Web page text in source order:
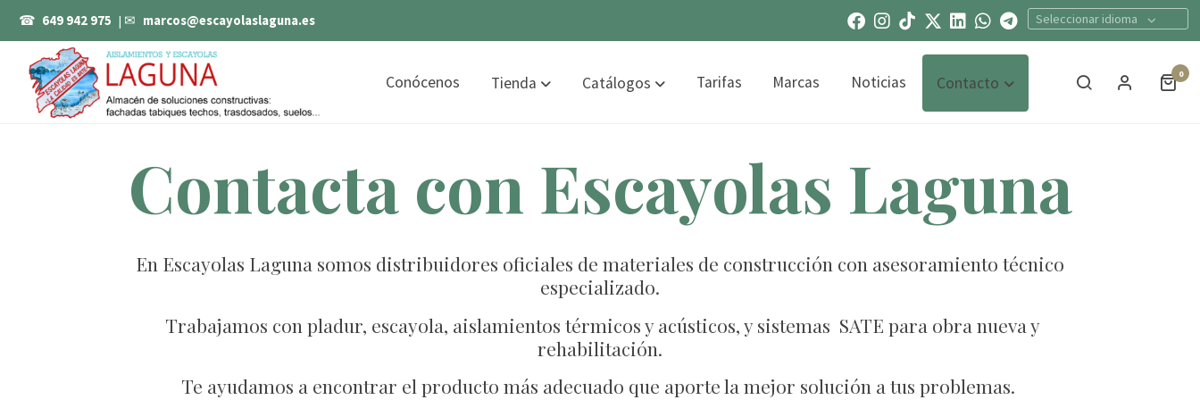
☎ 649 942 975 | ✉ marcos@escayolaslaguna.es Seleccionar idioma
Conócenos Tienda Catálogos Tarifas Marcas Noticias Contacto 0
Contacta con Escayolas Laguna
En Escayolas Laguna somos distribuidores oficiales de materiales de construcción con asesoramiento técnico
especializado.
Trabajamos con pladur, escayola, aislamientos térmicos y acústicos, y sistemas SATE para obra nueva y
rehabilitación.
Te ayudamos a encontrar el producto más adecuado que aporte la mejor solución a tus problemas.